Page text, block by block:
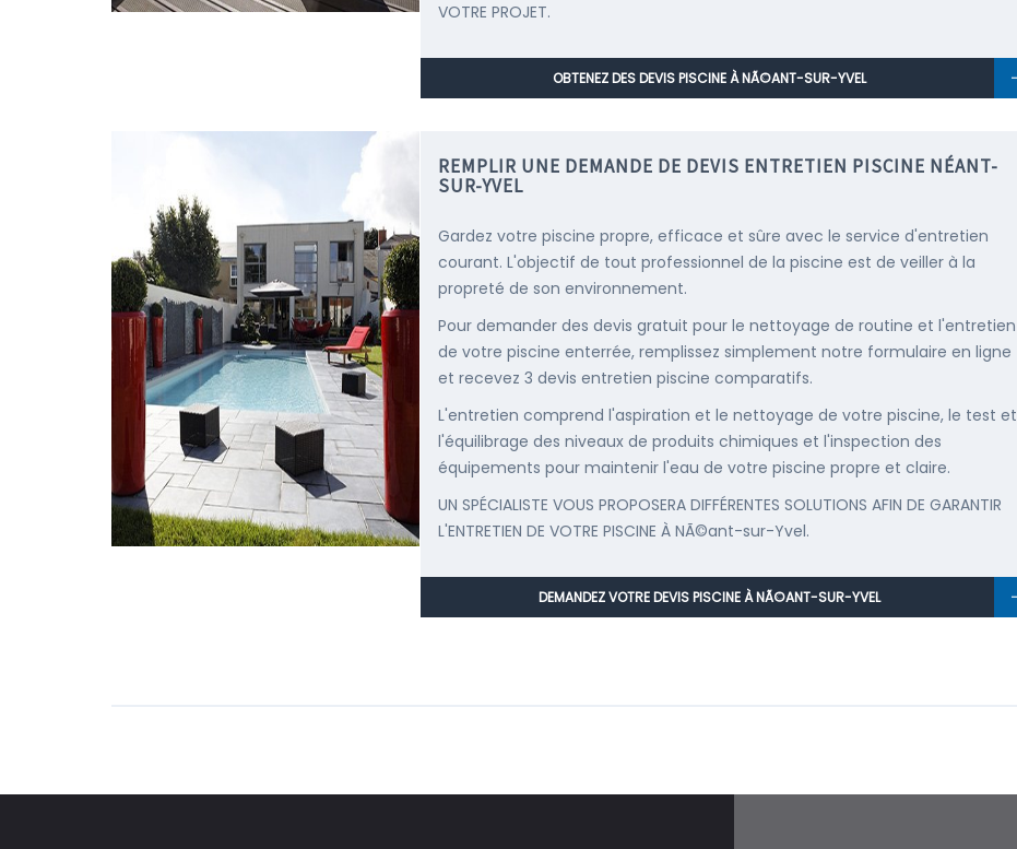
VOTRE PROJET.
OBTENEZ DES DEVIS PISCINE À NÃ©ANT-SUR-YVEL
REMPLIR UNE DEMANDE DE DEVIS ENTRETIEN PISCINE NÉANT-
SUR-YVEL
Gardez votre piscine propre, efficace et sûre avec le service d'entretien
courant. L'objectif de tout professionnel de la piscine est de veiller à la
propreté de son environnement.
Pour demander des devis gratuit pour le nettoyage de routine et l'entretien
de votre piscine enterrée, remplissez simplement notre formulaire en ligne
et recevez 3 devis entretien piscine comparatifs.
L'entretien comprend l'aspiration et le nettoyage de votre piscine, le test et
l'équilibrage des niveaux de produits chimiques et l'inspection des
équipements pour maintenir l'eau de votre piscine propre et claire.
UN SPÉCIALISTE VOUS PROPOSERA DIFFÉRENTES SOLUTIONS AFIN DE GARANTIR
L'ENTRETIEN DE VOTRE PISCINE À NÃ©ant-sur-Yvel.
DEMANDEZ VOTRE DEVIS PISCINE À NÃ©ANT-SUR-YVEL